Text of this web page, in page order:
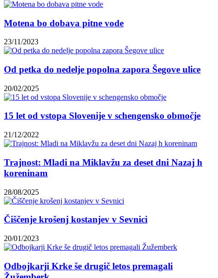
Motena bo dobava pitne vode
23/11/2023
Od petka do nedelje popolna zapora Šegove ulice
20/02/2025
15 let od vstopa Slovenije v schengensko območje
21/12/2022
Trajnost: Mladi na Miklavžu za deset dni Nazaj h
koreninam
28/08/2025
Čiščenje krošenj kostanjev v Sevnici
20/01/2023
Odbojkarji Krke še drugič letos premagali